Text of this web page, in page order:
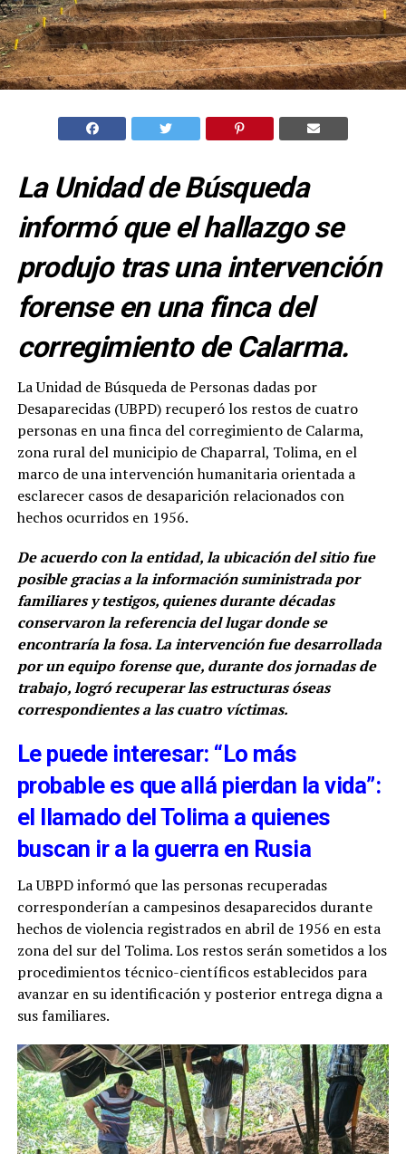
La Unidad de Búsqueda
informó que el hallazgo se
produjo tras una intervención
forense en una finca del
corregimiento de Calarma.
La Unidad de Búsqueda de Personas dadas por
Desaparecidas (UBPD) recuperó los restos de cuatro
personas en una finca del corregimiento de Calarma,
zona rural del municipio de Chaparral, Tolima, en el
marco de una intervención humanitaria orientada a
esclarecer casos de desaparición relacionados con
hechos ocurridos en 1956.
De acuerdo con la entidad, la ubicación del sitio fue
posible gracias a la información suministrada por
familiares y testigos, quienes durante décadas
conservaron la referencia del lugar donde se
encontraría la fosa. La intervención fue desarrollada
por un equipo forense que, durante dos jornadas de
trabajo, logró recuperar las estructuras óseas
correspondientes a las cuatro víctimas.
Le puede interesar: “Lo más
probable es que allá pierdan la vida”:
el llamado del Tolima a quienes
buscan ir a la guerra en Rusia
La UBPD informó que las personas recuperadas
corresponderían a campesinos desaparecidos durante
hechos de violencia registrados en abril de 1956 en esta
zona del sur del Tolima. Los restos serán sometidos a los
procedimientos técnico-científicos establecidos para
avanzar en su identificación y posterior entrega digna a
sus familiares.